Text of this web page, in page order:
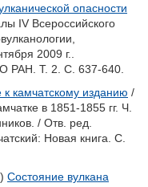
опасности
IV Всероссийского
2009 г..
РАН. Т. 2. С. 637-640.
камчатскому изданию /
в 1851-1855 гг. Ч.
/ Отв. ред.
Новая книга. С.
Состояние вулкана